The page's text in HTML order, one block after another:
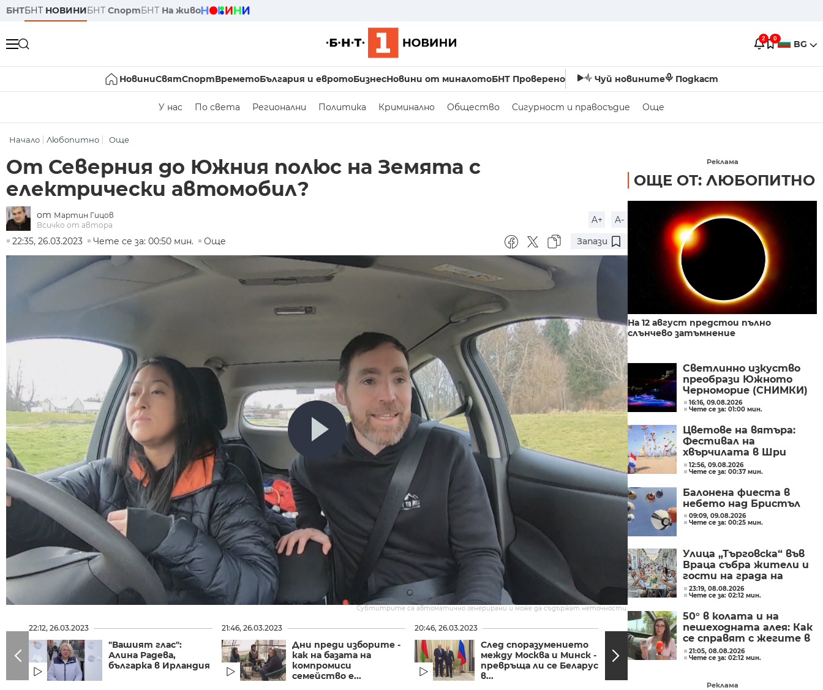
БНТБНТ НОВИНИБНТ СпортБНТ На живо
2 0 BG
НовиниСвятСпортВреметоБългария и евротоБизнесНовини от миналотоБНТ Проверено Чуй новините Подкаст
У нас По света Регионални Политика Криминално Общество Сигурност и правосъдие Още
Начало Любопитно Още
От Северния до Южния полюс на Земята с
електрически автомобил?
от Мартин Гицов
Всичко от автора
A+
A-
22:35, 26.03.2023
Чете се за: 00:50 мин. Още Запази
Субтитрите са автоматично генерирани и може да съдържат неточности.
22:12, 26.03.2023
"Вашият глас":
Алина Радева,
българка в Ирландия
21:46, 26.03.2023
Дни преди изборите -
как на базата на
компромиси
семейство е...
20:46, 26.03.2023
След споразумението
между Москва и Минск -
превръща ли се Беларус
в...
20:32, 26.03.2023
Законно ли е
задържането на
Реклама
ОЩЕ ОТ: ЛЮБОПИТНО
На 12 август предстои пълно
слънчево затъмнение
Светлинно изкуство
преобрази Южното
Черноморие (СНИМКИ)
16:16, 09.08.2026
Чете се за: 01:00 мин.
Цветове на вятъра:
Фестивал на
хвърчилата в Шри
Ланка
12:56, 09.08.2026
Чете се за: 00:37 мин.
Балонена фиеста в
небето над Бристъл
09:09, 09.08.2026
Чете се за: 00:25 мин.
Улица „Търговска“ във
Враца събра жители и
гости на града на
първия празник
„Общата маса“
23:19, 08.08.2026
Чете се за: 02:12 мин.
50° в колата и на
пешеходната алея: Как
се справят с жегите в
Сандански?
21:05, 08.08.2026
Чете се за: 02:12 мин.
Реклама